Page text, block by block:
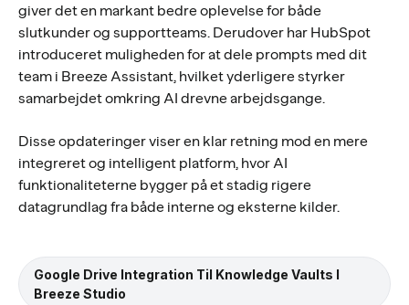
giver det en markant bedre oplevelse for både
slutkunder og supportteams. Derudover har HubSpot
introduceret muligheden for at dele prompts med dit
team i Breeze Assistant, hvilket yderligere styrker
samarbejdet omkring AI drevne arbejdsgange.
Disse opdateringer viser en klar retning mod en mere
integreret og intelligent platform, hvor AI
funktionaliteterne bygger på et stadig rigere
datagrundlag fra både interne og eksterne kilder.
Google Drive Integration Til Knowledge Vaults I
Breeze Studio